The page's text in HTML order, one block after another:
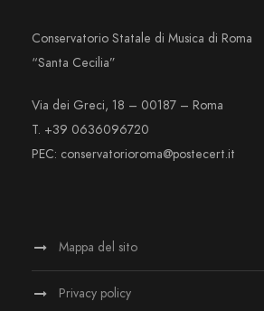
Conservatorio Statale di Musica di Roma
“Santa Cecilia”
Via dei Greci, 18 – 00187 – Roma
T. +39 0636096720
PEC: conservatorioroma@postecert.it
Mappa del sito
Privacy policy